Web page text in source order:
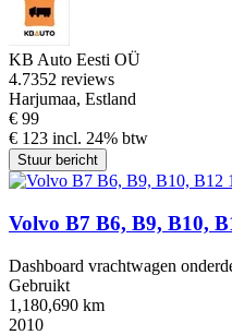
KB Auto Eesti OÜ
4.7352 reviews
Harjumaa, Estland
€ 99
€ 123 incl. 24% btw
Stuur bericht
Volvo B7 B6, B9, B10,
Dashboard vrachtwagen
Gebruikt
1,180,690 km
2010